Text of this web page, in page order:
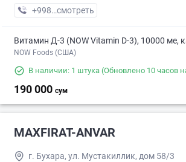
+998 (95) XXX-XX-XX
смотреть
Витамин Д-3 (NOW Vitamin D-3), 10000 ме,
NOW Foods (США)
В наличии: 1 штука (Обновлено 10 часов
190 000 сум
MAXFIRAT-ANVAR
г. Бухара, ул. Мустакиллик, дом 58/3